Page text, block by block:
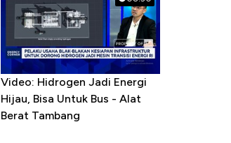
Video: Hidrogen Jadi Energi
Hijau, Bisa Untuk Bus - Alat
Berat Tambang